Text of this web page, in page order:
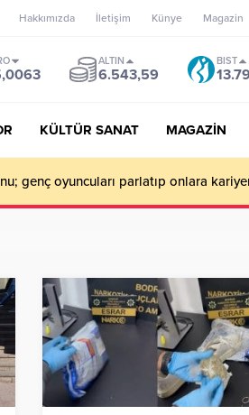
Hakkımızda İletişim Künye Magazin
ALTIN
6.543,59
BIST
KÜLTÜR SANAT MAGAZİN
2 Tutuklama